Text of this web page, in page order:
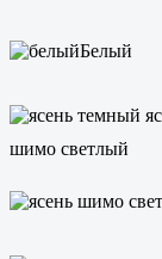
Белый
шимо светлый